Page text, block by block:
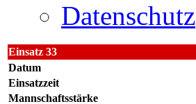
Datenschutz
Einsatz 33
Datum
Einsatzzeit
Mannschaftsstärke